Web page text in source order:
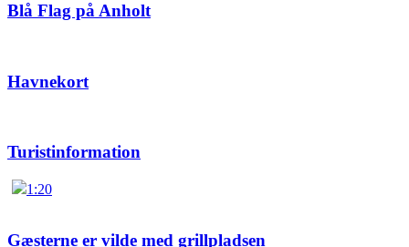
Blå Flag på Anholt
Havnekort
Turistinformation
1:20
Gæsterne er vilde med grillpladsen